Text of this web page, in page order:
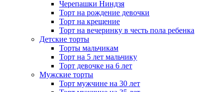
Черепашки Ниндзя
Торт на рождение девочки
Торт на крещение
Торт на вечеринку в честь пола ребенка
Детские торты
Торты мальчикам
Торт на 5 лет мальчику
Торт девочке на 6 лет
Мужские торты
Торт мужчине на 30 лет